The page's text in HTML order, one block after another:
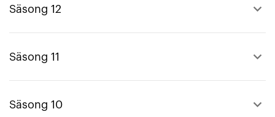
Säsong 12 keyboard_arrow_up
Säsong 11 keyboard_arrow_up
Säsong 10 keyboard_arrow_up